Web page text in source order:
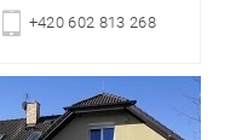
+420 602 813 268